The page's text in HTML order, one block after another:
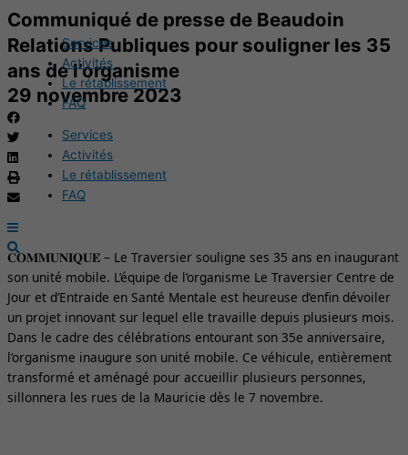
au
contenu Services
Activités
Le rétablissement
FAQ
Services
Activités
Le rétablissement
FAQ
Communiqué de presse de Beaudoin
Relations Publiques pour souligner les 35
ans de l’organisme
29 novembre 2023
𝐂𝐎𝐌𝐌𝐔𝐍𝐈𝐐𝐔𝐄́ – Le Traversier souligne ses 35 ans en inaugurant
son unité mobile. L’équipe de l’organisme Le Traversier Centre de
Jour et d’Entraide en Santé Mentale est heureuse d’enfin dévoiler
un projet innovant sur lequel elle travaille depuis plusieurs mois.
Dans le cadre des célébrations entourant son 35e anniversaire,
l’organisme inaugure son unité mobile. Ce véhicule, entièrement
transformé et aménagé pour accueillir plusieurs personnes,
sillonnera les rues de la Mauricie dès le 7 novembre.
Menu